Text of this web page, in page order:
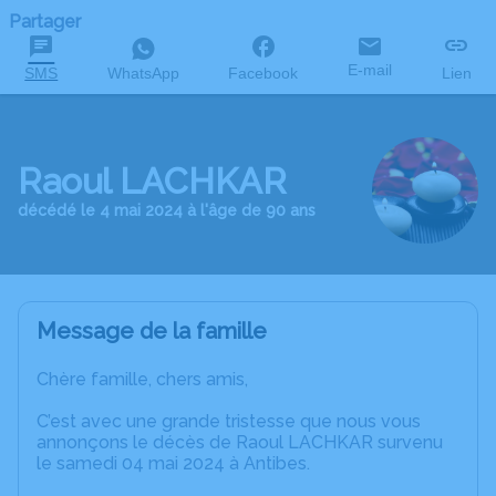
Partager
SMS WhatsApp Facebook E-mail Lien
Raoul LACHKAR
décédé le 4 mai 2024 à l'âge de 90 ans
Message de la famille
Chère famille, chers amis,
C’est avec une grande tristesse que nous vous
annonçons le décès de Raoul LACHKAR survenu
le samedi 04 mai 2024 à Antibes.